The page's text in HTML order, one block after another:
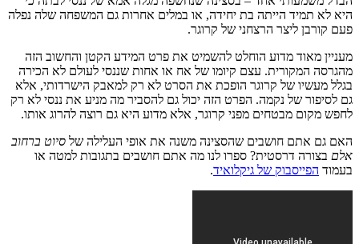
היא לא תמיד הייתה בת יחידה, או במלים אחרות גם המשפחה שלה נפלה
פעם קורבן ליצר הרצחני של קרוגר.
מעניין מאוד מדוע הוחלט להשמיט את פרט המידע הקטן והחשוב הזה
מהגרסה המקורית. עצם קיומו של אח או אחות שננסי לעולם לא הכירה
בגלל מעשיו של קרוגר הופכת את הסרט לא רק למאבק הישרדותי, אלא
גם לסיפור של נקמה. הפרט הזה יכול גם להסביר מה מניע את ננסי לא רק
לחפש מקום מבטחים מפני קרוגר, אלא מדוע היא גם רוצה להרוג אותו.
האם גם אתם חושבים שהסצינה משנה את אופי העלילה של סיוט ברחוב
אלם בצורה דרסטית? ספרו לנו מה אתם חושבים בתגובות למטה או
בעמוד הפייסבוק של גיקלואיד.